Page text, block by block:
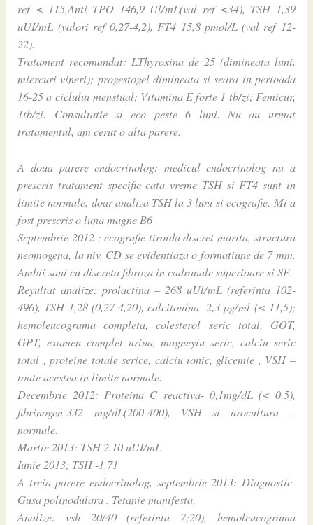
ref < 115,Anti TPO 146,9 Ul/mL(val ref <34), TSH 1,39
uUI/mL (valori ref 0,27-4,2), FT4 15,8 pmol/L (val ref 12-
22).
Tratament recomandat: LThyroxina de 25 (dimineata luni,
miercuri vineri); progestogel dimineata si seara in perioada
16-25 a ciclului menstual; Vitamina E forte 1 tb/zi; Femicur,
1tb/zi. Consultatie si eco peste 6 luni. Nu au urmat
tratamentul, am cerut o alta parere.
A doua parere endocrinolog: medicul endocrinolog nu a
prescris tratament specific cata vreme TSH si FT4 sunt in
limite normale, doar analiza TSH la 3 luni si ecografie. Mi a
fost prescris o luna magne B6
Septembrie 2012 : ecografie tiroida discret marita, structura
neomogena, la niv. CD se evidentiaza o formatiune de 7 mm.
Ambii sani cu discreta fibroza in cadranale superioare si SE.
Reyultat analize: prolactina – 268 uUl/mL (referinta 102-
496), TSH 1,28 (0,27-4,20), calcitonina- 2,3 pg/ml (< 11,5);
hemoleucograma completa, colesterol seric total, GOT,
GPT, examen complet urina, magneyiu seric, calciu seric
total , proteine totale serice, calciu ionic, glicemie , VSH –
toate acestea in limite normale.
Decembrie 2012: Proteina C reactiva- 0,1mg/dL (< 0,5),
fibrinogen-332 mg/dL(200-400), VSH si urocultura –
normale.
Martie 2013: TSH 2.10 uUI/mL
Iunie 2013; TSH -1,71
A treia parere endocrinolog, septembrie 2013: Diagnostic-
Gusa polinodulara . Tetanie manifesta.
Analize: vsh 20/40 (referinta 7;20), hemoleucograma